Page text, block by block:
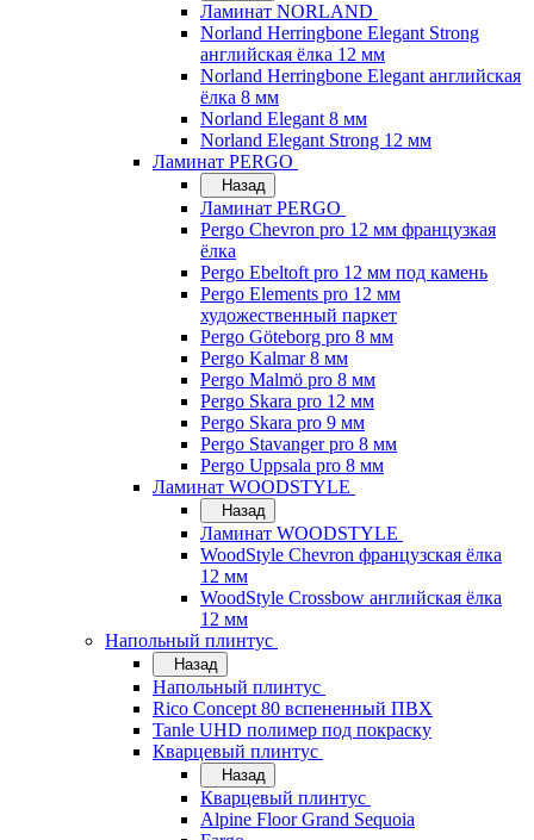
Ламинат NORLAND
Norland Herringbone Elegant Strong
английская ёлка 12 мм
Norland Herringbone Elegant английская
ёлка 8 мм
Norland Elegant 8 мм
Norland Elegant Strong 12 мм
Ламинат PERGO
Назад
Ламинат PERGO
Pergo Chevron pro 12 мм французкая
ёлка
Pergo Ebeltoft pro 12 мм под камень
Pergo Elements pro 12 мм
художественный паркет
Pergo Göteborg pro 8 мм
Pergo Kalmar 8 мм
Pergo Malmö pro 8 мм
Pergo Skara pro 12 мм
Pergo Skara pro 9 мм
Pergo Stavanger pro 8 мм
Pergo Uppsala pro 8 мм
Ламинат WOODSTYLE
Назад
Ламинат WOODSTYLE
WoodStyle Chevron французская ёлка
12 мм
WoodStyle Crossbow английская ёлка
12 мм
Напольный плинтус
Назад
Напольный плинтус
Rico Concept 80 вспененный ПВХ
Tanle UHD полимер под покраску
Кварцевый плинтус
Назад
Кварцевый плинтус
Alpine Floor Grand Sequoia